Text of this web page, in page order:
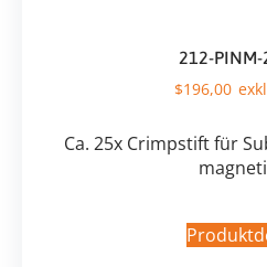
212-
$196,00
Ca. 25x Crimpstift für